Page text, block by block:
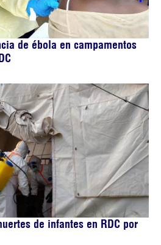
de ébola en campamentos
de infantes en RDC por